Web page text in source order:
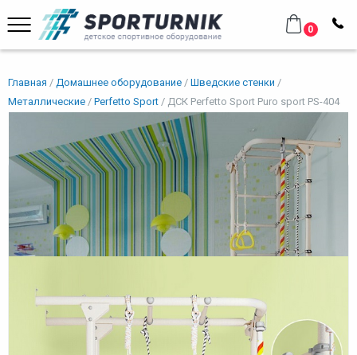
0
Главная Домашнее оборудование
Шведские стенки
Металлические
Perfetto Sport ДСК Perfetto Sport Puro sport PS-404
ДСК Perfetto Sport Puro sport
PS-404